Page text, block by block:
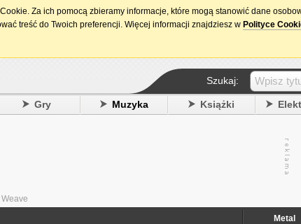
15. urodziny DataPremiery.pl
Szukaj:
Gry Muzyka Książki
Metal
Za ich pomocą zbieramy informacje, które mogą stanowić dane
treść do Twoich preferencji. Więcej informacji znajdziesz w Polityce